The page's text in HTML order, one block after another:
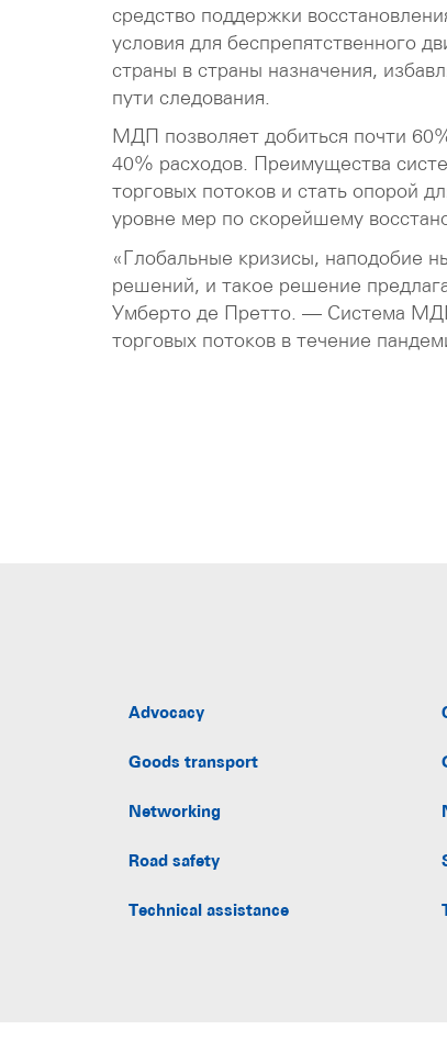
средство поддержки
условия для беспрепятственного
страны в страны назначения,
пути следования.
МДП позволяет добиться почти
40% расходов. Преимущества
торговых потоков и стать опорой
уровне мер по скорейшему
«Глобальные кризисы, наподобие
решений, и такое решение
Умберто де Претто. — Система
торговых потоков в течение
Advocacy
Goods transport
Networking
Road safety
Technical assistance